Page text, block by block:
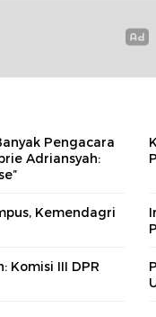
Pengacara
Adriansyah:
Kemendagri
Komisi III DPR